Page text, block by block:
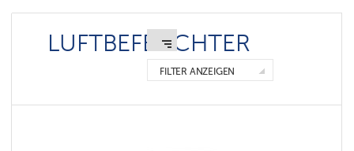
LUFTBEFEUCHTER
FILTER ANZEIGEN
Nevinnomyssk
Luftbefeuchter
Zubehör